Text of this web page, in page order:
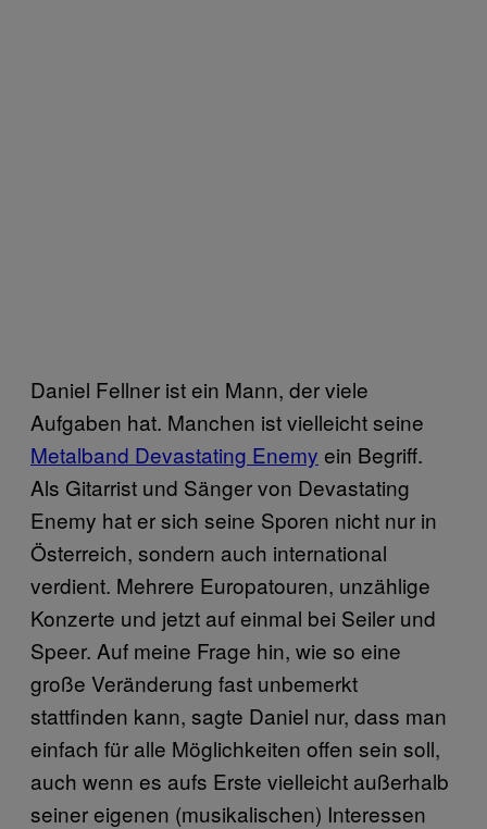
Daniel Fellner ist ein Mann, der viele
Aufgaben hat. Manchen ist vielleicht seine
Metalband Devastating Enemy ein Begriff.
Als Gitarrist und Sänger von Devastating
Enemy hat er sich seine Sporen nicht nur in
Österreich, sondern auch international
verdient. Mehrere Europatouren, unzählige
Konzerte und jetzt auf einmal bei Seiler und
Speer. Auf meine Frage hin, wie so eine
große Veränderung fast unbemerkt
stattfinden kann, sagte Daniel nur, dass man
einfach für alle Möglichkeiten offen sein soll,
auch wenn es aufs Erste vielleicht außerhalb
seiner eigenen (musikalischen) Interessen